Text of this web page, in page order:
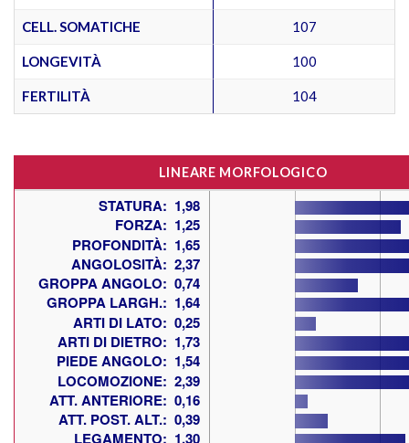
CELL. SOMATICHE 107
LONGEVITÀ 100
FERTILITÀ 104
LINEARE MORFOLOGICO